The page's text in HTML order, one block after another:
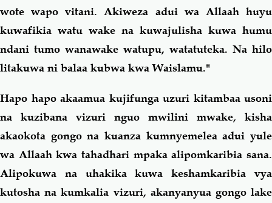
wote wapo vitani. Akiweza adui wa Allaah huyu
kuwafikia watu wake na kuwajulisha kuwa humu
ndani tumo wanawake watupu, watatuteka. Na hilo
litakuwa ni balaa kubwa kwa Waislamu."
Hapo hapo akaamua kujifunga uzuri kitambaa usoni
na kuzibana vizuri nguo mwilini mwake, kisha
akaokota gongo na kuanza kumnyemelea adui yule
wa Allaah kwa tahadhari mpaka alipomkaribia sana.
Alipokuwa na uhakika kuwa keshamkaribia vya
kutosha na kumkalia vizuri, akanyanyua gongo lake